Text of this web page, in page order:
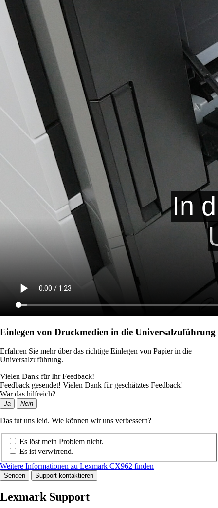
Einlegen von Druckmedien in die Universalzuführung
Erfahren Sie mehr über das richtige Einlegen von Papier in die
Universalzuführung.
Vielen Dank für Ihr Feedback!
Feedback gesendet! Vielen Dank für geschätztes Feedback!
War das hilfreich?
Ja Nein
Das tut uns leid. Wie können wir uns verbessern?
Es löst mein Problem nicht.
Es ist verwirrend.
Weitere Informationen zu Lexmark CX962 finden
Senden Support kontaktieren
Lexmark Support